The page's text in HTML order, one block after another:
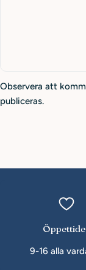
Observera att
publiceras.
9-16 alla